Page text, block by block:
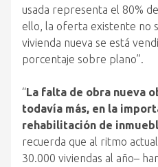
usada representa el 80%
ello, la oferta existente no
vivienda nueva se está
porcentaje sobre plano”.
“La falta de obra nueva
todavía más, en la
rehabilitación de
recuerda que al ritmo
30.000 viviendas al año–